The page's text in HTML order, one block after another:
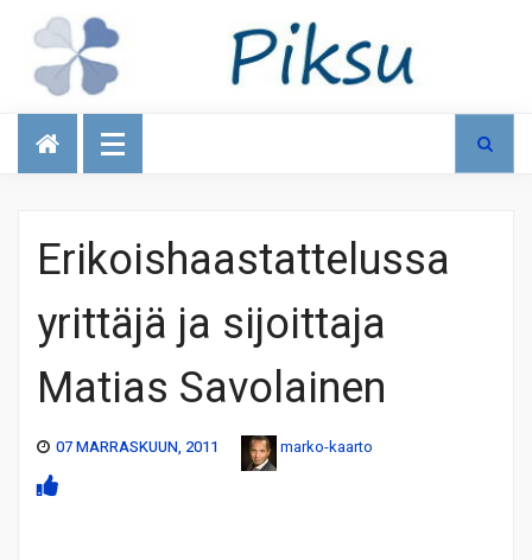
Talous
Erikoishaastattelussa
yrittäjä ja sijoittaja
Matias Savolainen
07 MARRASKUUN, 2011 marko-kaarto